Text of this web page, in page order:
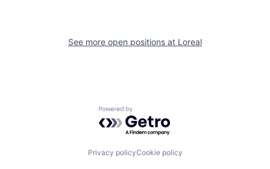
See more open positions at Loreal
Powered by Getro.com
Privacy policyCookie policy